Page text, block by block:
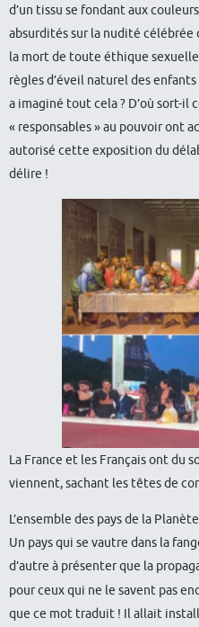
d’un tissu se fondant aux
absurdités sur la nudité
la mort de toute éthique
règles d’éveil naturel des
a imaginé tout cela ? D’où sort-il
« responsables » au pouvoir ont
autorisé cette exposition du
délire !
La France et les Français ont du
viennent, sachant les têtes de
L’ensemble des pays de la
Un pays qui se vautre dans la
d’autre à présenter que la
pour ceux qui ne le savent pas
que ce mot traduit ! Il allait